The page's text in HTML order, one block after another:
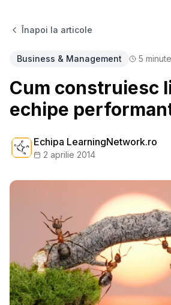
Înapoi la articole
Business & Management 5 minute
Cum construiesc
echipe
Echipa LearningNetwork.ro
2 aprilie 2014